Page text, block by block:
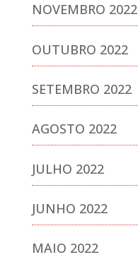
NOVEMBRO 2022
OUTUBRO 2022
SETEMBRO 2022
AGOSTO 2022
JULHO 2022
JUNHO 2022
MAIO 2022